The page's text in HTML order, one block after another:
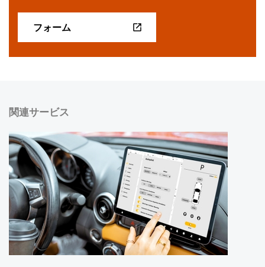
フォーム
関連サービス